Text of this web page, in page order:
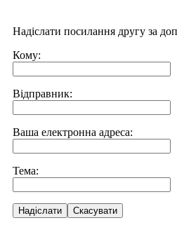
Надіслати посилання другу за
Кому:
Відправник:
Ваша електронна адреса:
Тема:
Надіслати Скасувати